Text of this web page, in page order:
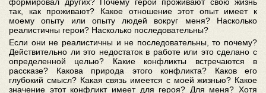
так, как проживают? Какое отношение этот опыт имеет к
моему опыту или опыту людей вокруг меня? Насколько
реалистичны герои? Насколько последовательны?
Если они не реалистичны и не последовательны, то почему?
Действительно ли это недостаток в работе или это сделано с
определенной целью? Какие конфликты встречаются в
рассказе? Какова природа этого конфликта? Каков его
глубокий смысл? Какая связь имеется с моей жизнью? Какое
значение этот конфликт имеет для героя? Для меня? Хотя